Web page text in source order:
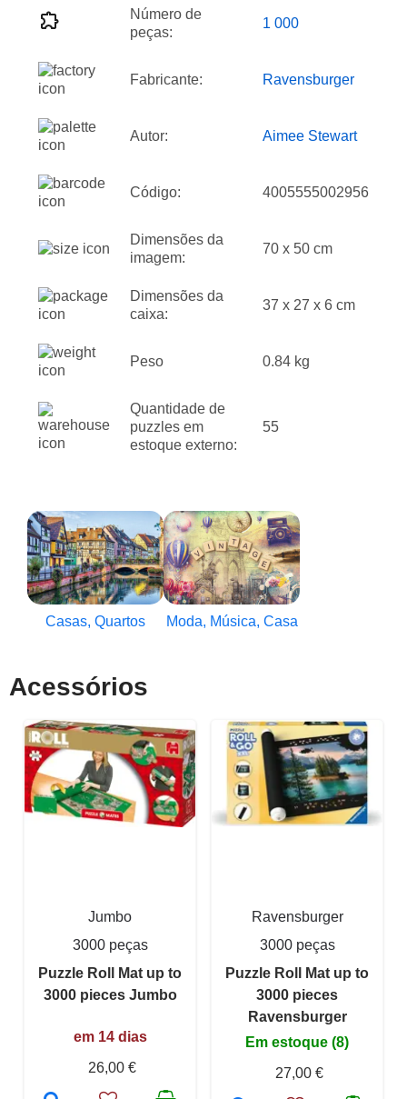
Número de
peças:
1 000
Fabricante: Ravensburger
Autor: Aimee Stewart
Código: 4005555002956
Dimensões da
imagem:
70 x 50 cm
Dimensões da
caixa:
37 x 27 x 6 cm
Peso 0.84 kg
Quantidade de
puzzles em
estoque externo:
55
Casas, Quartos Moda, Música, Casa
Acessórios
Jumbo
3000 peças
Puzzle Roll Mat up to
3000 pieces Jumbo
em 14 dias
26,00 €
Ravensburger
3000 peças
Puzzle Roll Mat up to
3000 pieces
Ravensburger
Em estoque (8)
27,00 €